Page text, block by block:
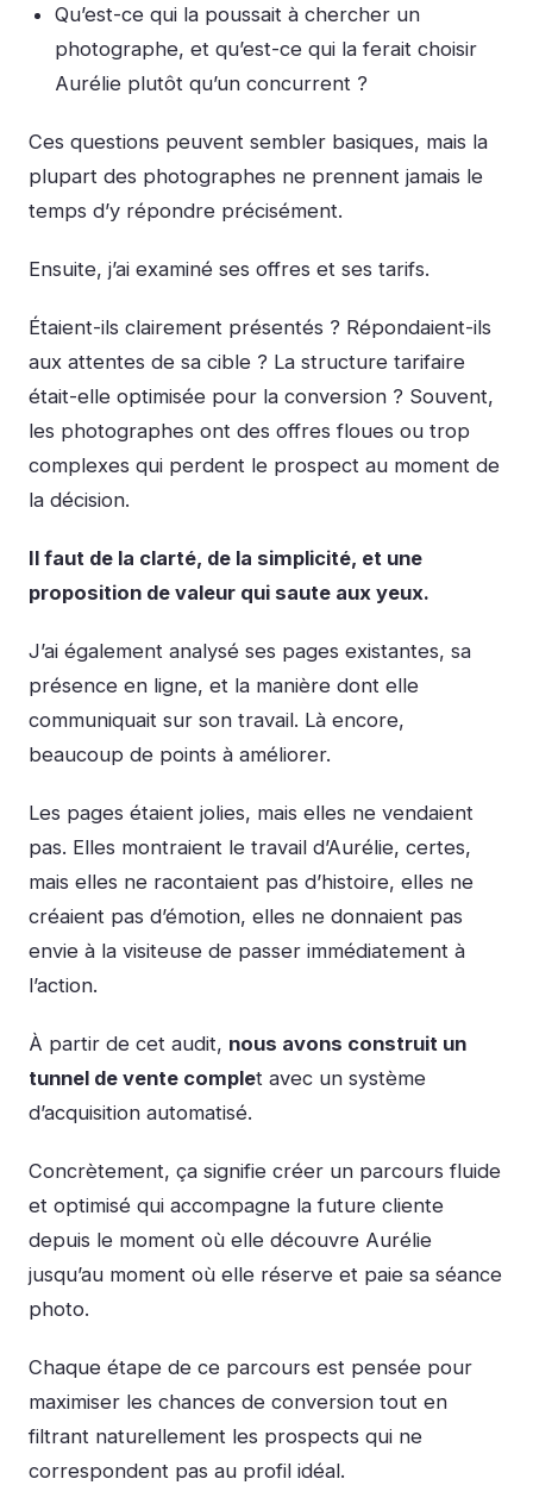
Qu’est-ce qui la poussait à chercher un
photographe, et qu’est-ce qui la ferait choisir
Aurélie plutôt qu’un concurrent ?
Ces questions peuvent sembler basiques, mais la
plupart des photographes ne prennent jamais le
temps d’y répondre précisément.
Ensuite, j’ai examiné ses offres et ses tarifs.
Étaient-ils clairement présentés ? Répondaient-ils
aux attentes de sa cible ? La structure tarifaire
était-elle optimisée pour la conversion ? Souvent,
les photographes ont des offres floues ou trop
complexes qui perdent le prospect au moment de
la décision.
Il faut de la clarté, de la simplicité, et une
proposition de valeur qui saute aux yeux.
J’ai également analysé ses pages existantes, sa
présence en ligne, et la manière dont elle
communiquait sur son travail. Là encore,
beaucoup de points à améliorer.
Les pages étaient jolies, mais elles ne vendaient
pas. Elles montraient le travail d’Aurélie, certes,
mais elles ne racontaient pas d’histoire, elles ne
créaient pas d’émotion, elles ne donnaient pas
envie à la visiteuse de passer immédiatement à
l’action.
À partir de cet audit, nous avons construit un
tunnel de vente complet avec un système
d’acquisition automatisé.
Concrètement, ça signifie créer un parcours fluide
et optimisé qui accompagne la future cliente
depuis le moment où elle découvre Aurélie
jusqu’au moment où elle réserve et paie sa séance
photo.
Chaque étape de ce parcours est pensée pour
maximiser les chances de conversion tout en
filtrant naturellement les prospects qui ne
correspondent pas au profil idéal.